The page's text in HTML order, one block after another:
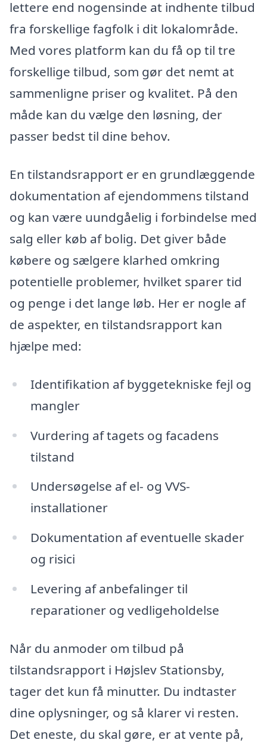
lettere end nogensinde at indhente tilbud
fra forskellige fagfolk i dit lokalområde.
Med vores platform kan du få op til tre
forskellige tilbud, som gør det nemt at
sammenligne priser og kvalitet. På den
måde kan du vælge den løsning, der
passer bedst til dine behov.
En tilstandsrapport er en grundlæggende
dokumentation af ejendommens tilstand
og kan være uundgåelig i forbindelse med
salg eller køb af bolig. Det giver både
købere og sælgere klarhed omkring
potentielle problemer, hvilket sparer tid
og penge i det lange løb. Her er nogle af
de aspekter, en tilstandsrapport kan
hjælpe med:
Identifikation af byggetekniske fejl og
mangler
Vurdering af tagets og facadens
tilstand
Undersøgelse af el- og VVS-
installationer
Dokumentation af eventuelle skader
og risici
Levering af anbefalinger til
reparationer og vedligeholdelse
Når du anmoder om tilbud på
tilstandsrapport i Højslev Stationsby,
tager det kun få minutter. Du indtaster
dine oplysninger, og så klarer vi resten.
Det eneste, du skal gøre, er at vente på,